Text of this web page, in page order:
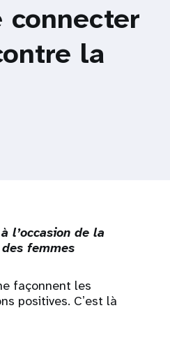
la
l’occasion de la
femmes
façonnent les
positives. Cʼest là